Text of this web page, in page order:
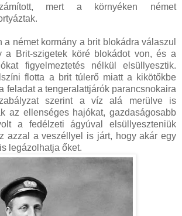
mert a környéken német
a német kormány a brit blokádra válaszul
a Brit-szigetek köré blokádot von, és a
figyelmeztetés nélkül elsüllyesztik.
flotta a brit túlerő miatt a kikötőkbe
feladat a tengeralattjárók parancsnokaira
szerint a víz alá merülve is
az ellenséges hajókat, gazdaságosabb
a fedélzeti ágyúval elsüllyeszteniük
azzal a veszéllyel is járt, hogy akár egy
legázolhatja őket.